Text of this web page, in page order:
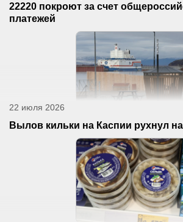
22220 покроют за счет
платежей
22 июля 2026
Вылов кильки на Каспии рухнул на